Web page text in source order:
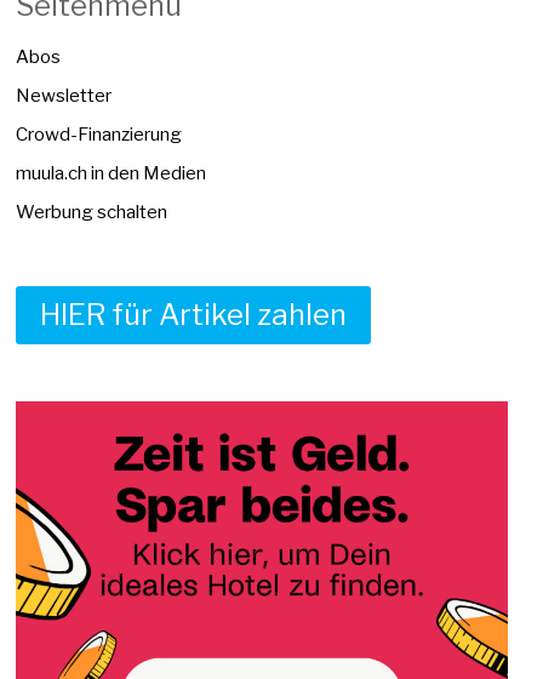
Abos
Newsletter
Crowd-Finanzierung
muula.ch in den Medien
Werbung schalten
HIER für Artikel zahlen